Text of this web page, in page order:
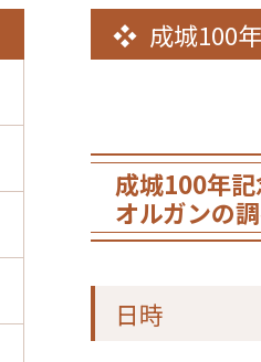
成城100
成城100年
オルガンの
日時